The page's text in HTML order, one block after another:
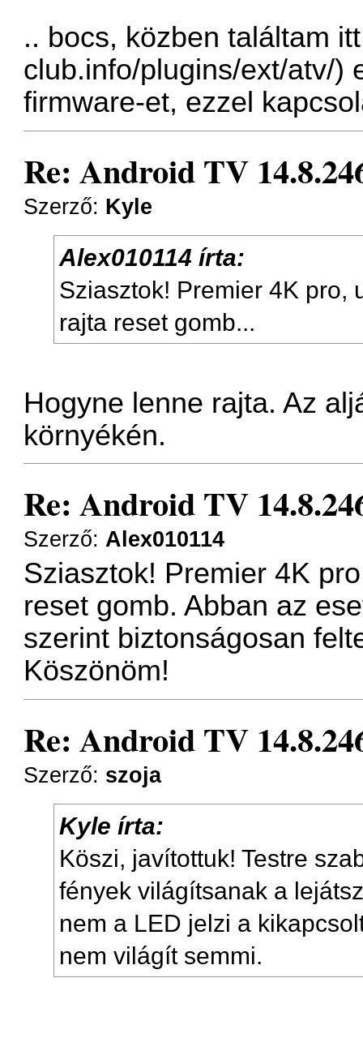
.. bocs, közben találtam
club.info/plugins/ext/atv/)
firmware-et, ezzel
Re: Android TV
Szerző: Kyle
Alex010114 írta:
Sziasztok! Premier 4K pro,
rajta reset gomb...
Hogyne lenne rajta. Az
környékén.
Re: Android TV
Szerző: Alex010114
Sziasztok! Premier 4K
reset gomb. Abban az
szerint biztonságosan
Köszönöm!
Re: Android TV
Szerző: szoja
Kyle írta:
Köszi, javítottuk! Testre
fények világítsanak a
nem a LED jelzi a
nem világít semmi.